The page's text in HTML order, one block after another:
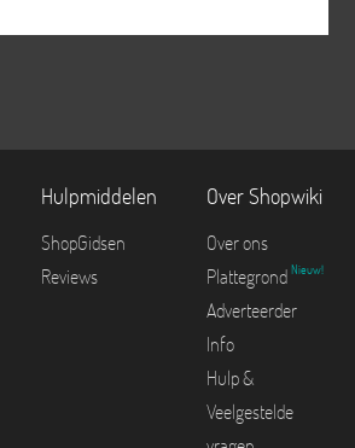
Hulpmiddelen
ShopGidsen
Reviews
Over Shopwiki
Over ons
Plattegrond Nieuw!
Adverteerder
Info
Hulp &
Veelgestelde